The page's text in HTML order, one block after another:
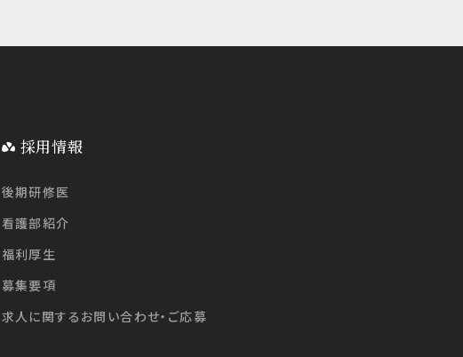
採用情報
後期研修医
看護部紹介
福利厚生
募集要項
求人に関するお問い合わせ・ご応募